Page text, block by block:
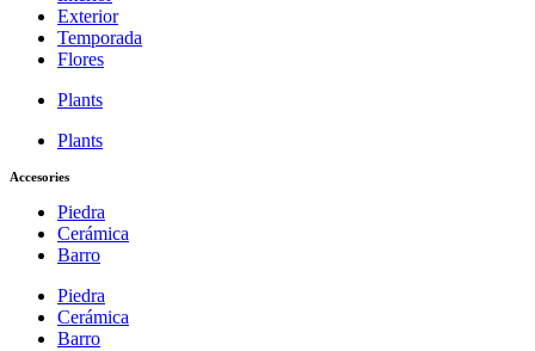
Exterior
Temporada
Flores
Plants
Plants
Accesories
Piedra
Cerámica
Barro
Piedra
Cerámica
Barro